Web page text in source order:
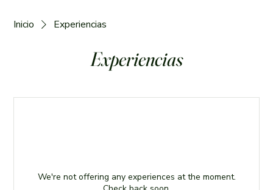
Inicio Experiencias
Experiencias
We're not offering any experiences at the moment.